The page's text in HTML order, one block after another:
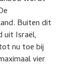
Buiten dit
uit Israël,
nu toe bij
vier